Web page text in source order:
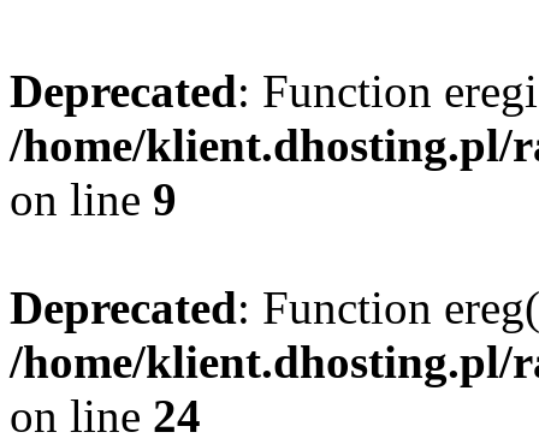
Deprecated: Function
/home/klient.dhosting.pl/
on line 9
Deprecated: Function
/home/klient.dhosting.pl/
on line 24